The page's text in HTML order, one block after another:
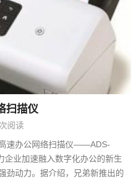
扫描仪
阅读
速办公网络扫描仪——ADS-
业加速融入数字化办公的新生
劲动力。据介绍，兄弟新推出的